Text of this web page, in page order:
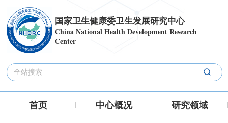
国家卫生健康委卫生发展研究中心
China National Health Development Research
Center
首页 中心概况
研究领域